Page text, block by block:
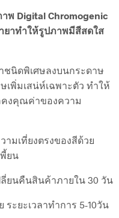
พ Digital Chromogenic
ยาทำให้รูปภาพมีสีสดใส
ชนิดพิเศษลงบนกระดาษ
เพิ่มเสน่ห์เฉพาะตัว ทำให้
งคุณค่าของความ
มเที่ยงตรงของสีด้วย
ยน
ลี่ยนคืนสินค้าภายใน 30 วัน
ะยะเวลาทำการ 5-10วัน